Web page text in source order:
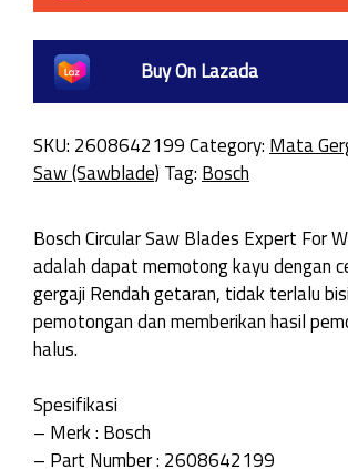
Buy On Lazada
SKU: 2608642199Category: Mata
Saw (Sawblade) Tag: Bosch
Bosch Circular Saw Blades Expert For
adalah dapat memotong kayu dengan
gergaji Rendah getaran, tidak terlalu
pemotongan dan memberikan hasil
halus.
Spesifikasi
– Merk : Bosch
– Part Number : 2608642199